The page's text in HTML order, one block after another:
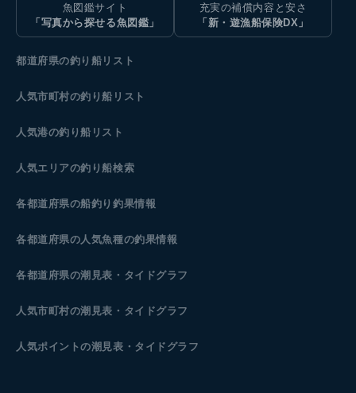
魚図鑑サイト
「写真から探せる魚図鑑」
充実の補償内容と安さ
「新・遊漁船保険DX」
都道府県の釣り船リスト
人気市町村の釣り船リスト
人気港の釣り船リスト
人気エリアの釣り船検索
各都道府県の船釣り釣果情報
各都道府県の人気魚種の釣果情報
各都道府県の潮見表 ・タイドグラフ
人気市町村の潮見表・タイドグラフ
人気ポイントの潮見表・タイドグラフ